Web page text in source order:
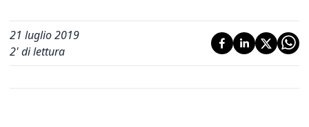
21 luglio 2019
2' di lettura